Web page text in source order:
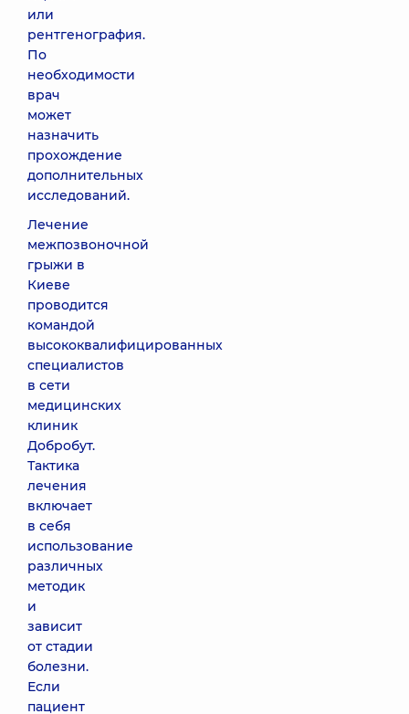
или
рентгенография.
По
необходимости
врач
может
назначить
прохождение
дополнительных
исследований.
Лечение
межпозвоночной
грыжи в
Киеве
проводится
командой
высококвалифицированных
специалистов
в сети
медицинских
клиник
Добробут.
Тактика
лечения
включает
в себя
использование
различных
методик
и
зависит
от стадии
болезни.
Если
пациент